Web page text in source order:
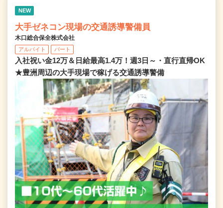
NEW
大手ゼネコン現場の交通誘導警備員
木口総合保全株式会社
アルバイト パート
入社祝い金12万＆日給最高1.4万！週3日～・直行直帰OK
★豊洲周辺の大手現場で稼げる交通誘導警備